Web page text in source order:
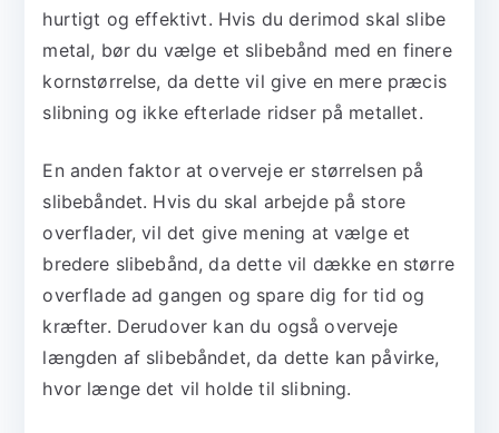
hurtigt og effektivt. Hvis du derimod skal slibe
metal, bør du vælge et slibebånd med en finere
kornstørrelse, da dette vil give en mere præcis
slibning og ikke efterlade ridser på metallet.
En anden faktor at overveje er størrelsen på
slibebåndet. Hvis du skal arbejde på store
overflader, vil det give mening at vælge et
bredere slibebånd, da dette vil dække en større
overflade ad gangen og spare dig for tid og
kræfter. Derudover kan du også overveje
længden af slibebåndet, da dette kan påvirke,
hvor længe det vil holde til slibning.